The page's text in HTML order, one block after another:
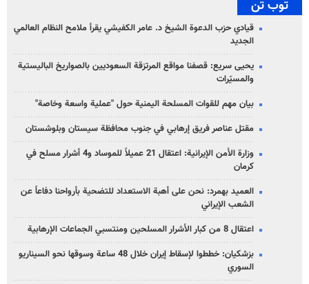
توب تن
قيادي حزب الدعوة الشيخ د. عامر الكفيشي يقرأ ملامح النظام العالمي
الجديد
يحيى سريع: قصفنا مواقع المرتزقة السعوديين بالصواريخ الباليستية
والمسيّرات
بيان مهم للقوات المسلحة اليمنية حول "عملية واسعة وخاصة"
مقتل عناصر فريق إرهابي في جنوب محافظة سيستان وبلوشستان
وزارة الأمن الإيرانية: اعتقال 21 عميلاً للموساد و4 أشرار مسلح في
كرمان
العميد بهمرد: نحن على أهبة الاستعداد للتضحية بأرواحنا دفاعاً عن
الشعب الإيراني
اعتقال 8 من كبار الأشرار المسلحين ومنتسبي الجماعات الإرهابية
بزشكيان: خططوا لإسقاط إيران خلال 48 ساعة وسوقها نحو السيناريو
السوري